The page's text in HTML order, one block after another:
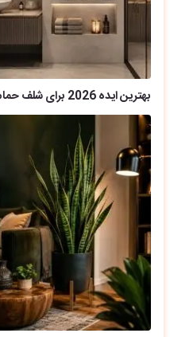
بهترین ایده 2026 برای شلف حمام؛ از مدل های ساده تا مدرن